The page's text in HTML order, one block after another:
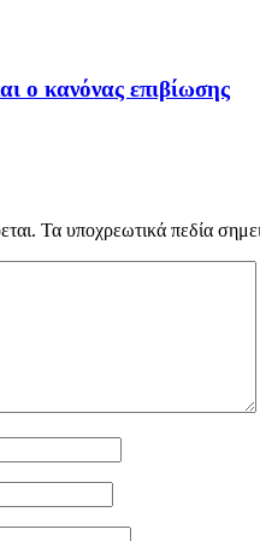
ο κανόνας επιβίωσης
Τα υποχρεωτικά πεδία